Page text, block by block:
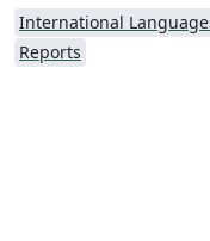
International
Reports